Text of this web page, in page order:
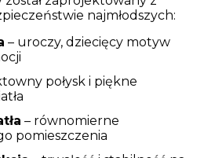
najmłodszych:
– uroczy, dziecięcy motyw
połysk i piękne
– równomierne
pomieszczenia